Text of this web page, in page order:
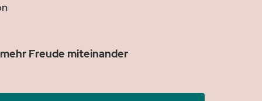
Freude miteinander